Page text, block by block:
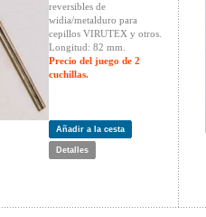
reversibles de
widia/metalduro para
cepillos VIRUTEX y otros.
Longitud: 82 mm.
Precio del juego de 2
cuchillas.
Añadir a la cesta
Detalles